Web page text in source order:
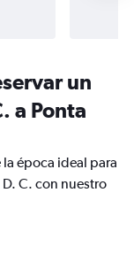
un
a Ponta
época ideal para
C. con nuestro